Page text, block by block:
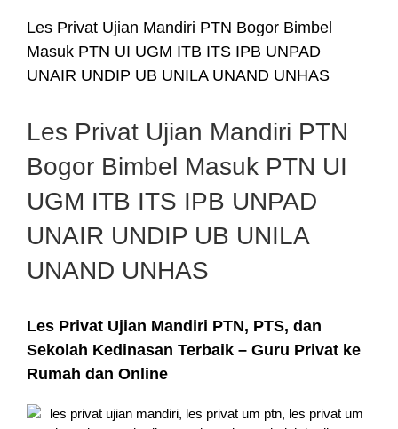
Les Privat Ujian Mandiri PTN Bogor Bimbel
Masuk PTN UI UGM ITB ITS IPB UNPAD
UNAIR UNDIP UB UNILA UNAND UNHAS
Les Privat Ujian Mandiri PTN
Bogor Bimbel Masuk PTN UI
UGM ITB ITS IPB UNPAD
UNAIR UNDIP UB UNILA
UNAND UNHAS
Les Privat Ujian Mandiri PTN, PTS, dan
Sekolah Kedinasan Terbaik – Guru Privat ke
Rumah dan Online